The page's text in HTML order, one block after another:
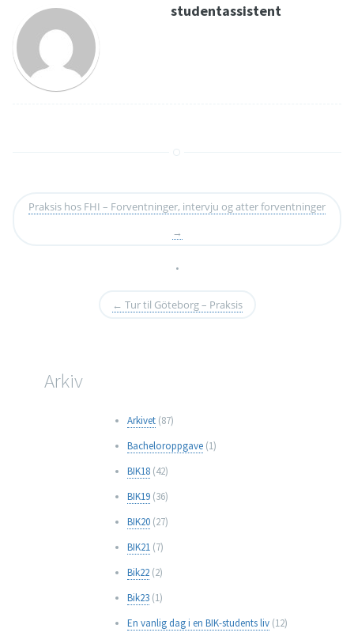
studentassistent
Praksis hos FHI – Forventninger, intervju og atter forventninger
→
•
← Tur til Göteborg – Praksis
Arkiv
Arkivet(87)
Bacheloroppgave(1)
BIK18(42)
BIK19(36)
BIK20(27)
BIK21(7)
Bik22(2)
Bik23(1)
En vanlig dag i en BIK-students liv(12)